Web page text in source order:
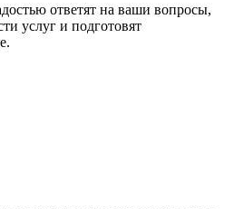
ответят на ваши вопросы,
услуг и подготовят